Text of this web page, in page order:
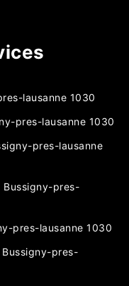
lausanne 1030
pres-lausanne 1030
pres-lausanne
Bussigny-pres-
pres-lausanne 1030
pres-